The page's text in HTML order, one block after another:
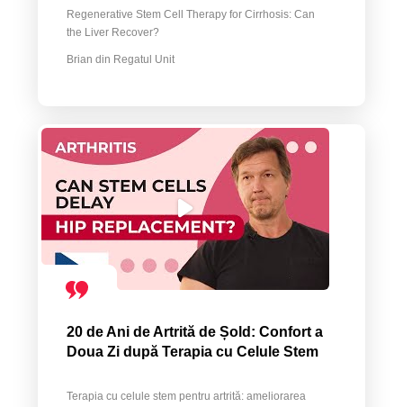
Regenerative Stem Cell Therapy for Cirrhosis: Can
the Liver Recover?
Brian din Regatul Unit
20 de Ani de Artrită de Șold: Confort a
Doua Zi după Terapia cu Celule Stem
Terapia cu celule stem pentru artrită: ameliorarea